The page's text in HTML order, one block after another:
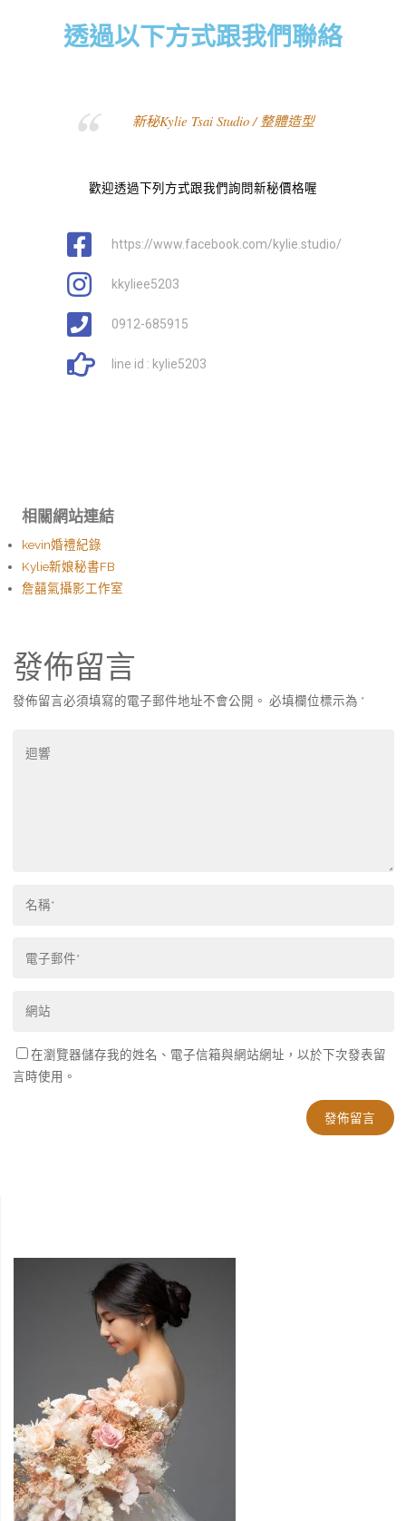
透過以下方式跟我們聯絡
新秘Kylie Tsai Studio / 整體造型
歡迎透過下列方式跟我們詢問新秘價格喔
https://www.facebook.com/kylie.studio/
kkyliee5203
0912-685915
line id : kylie5203
相關網站連結
kevin婚禮紀錄
Kylie新娘秘書FB
詹囍氣攝影工作室
發佈留言
發佈留言必須填寫的電子郵件地址不會公開。 必填欄位標示為 *
在瀏覽器儲存我的姓名、電子信箱與網站網址，以於下次發表留
言時使用。